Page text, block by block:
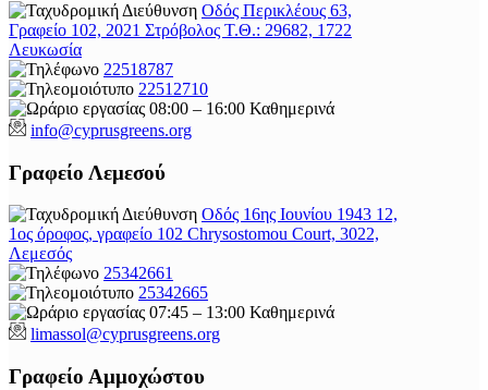
Οδός Περικλέους 63,
Γραφείο 102, 2021 Στρόβολος Τ.Θ.: 29682, 1722
Λευκωσία
22518787
22512710
08:00 – 16:00 Καθημερινά
info@cyprusgreens.org
Γραφείο Λεμεσού
Οδός 16ης Ιουνίου 1943 12,
1ος όροφος, γραφείο 102 Chrysostomou Court, 3022,
Λεμεσός
25342661
25342665
07:45 – 13:00 Καθημερινά
limassol@cyprusgreens.org
Γραφείο Αμμοχώστου